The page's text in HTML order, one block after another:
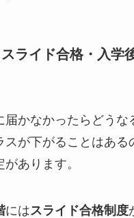
ライド合格・入学
届かなかったらどうな
スが下がることはある
あります。
にはスライド合格制度